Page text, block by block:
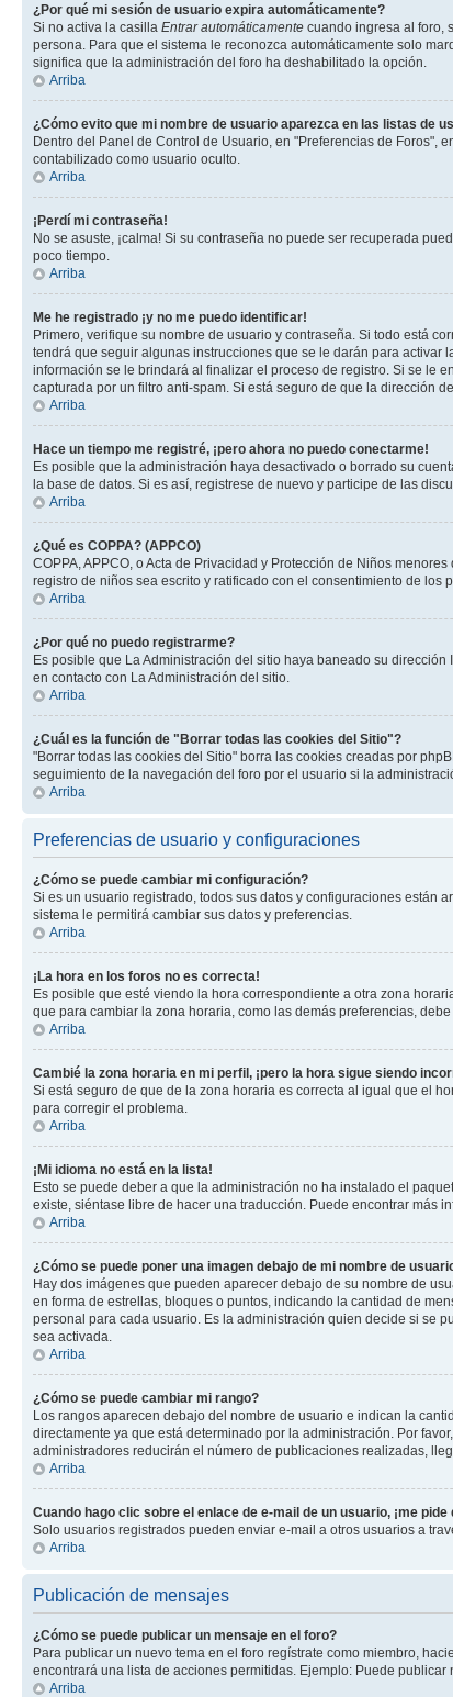
¿Por qué mi sesión de usuario expira automáticamente?
Si no activa la casilla Entrar automáticamente cuando ingresa al foro,
persona. Para que el sistema le reconozca automáticamente solo
significa que la administración del foro ha deshabilitado la opción.
Arriba
¿Cómo evito que mi nombre de usuario aparezca en las listas de
Dentro del Panel de Control de Usuario, en "Preferencias de Foros",
contabilizado como usuario oculto.
Arriba
¡Perdí mi contraseña!
No se asuste, ¡calma! Si su contraseña no puede ser recuperada
poco tiempo.
Arriba
Me he registrado ¡y no me puedo identificar!
Primero, verifique su nombre de usuario y contraseña. Si todo está
tendrá que seguir algunas instrucciones que se le darán para activar
información se le brindará al finalizar el proceso de registro. Si se le
capturada por un filtro anti-spam. Si está seguro de que la dirección
Arriba
Hace un tiempo me registré, ¡pero ahora no puedo conectarme!
Es posible que la administración haya desactivado o borrado su
la base de datos. Si es así, registrese de nuevo y participe de las
Arriba
¿Qué es COPPA? (APPCO)
COPPA, APPCO, o Acta de Privacidad y Protección de Niños
registro de niños sea escrito y ratificado con el consentimiento de
Arriba
¿Por qué no puedo registrarme?
Es posible que La Administración del sitio haya baneado su
en contacto con La Administración del sitio.
Arriba
¿Cuál es la función de "Borrar todas las cookies del Sitio"?
"Borrar todas las cookies del Sitio" borra las cookies creadas por
seguimiento de la navegación del foro por el usuario si la
Arriba
Preferencias de usuario y configuraciones
¿Cómo se puede cambiar mi configuración?
Si es un usuario registrado, todos sus datos y configuraciones están
sistema le permitirá cambiar sus datos y preferencias.
Arriba
¡La hora en los foros no es correcta!
Es posible que esté viendo la hora correspondiente a otra zona
que para cambiar la zona horaria, como las demás preferencias,
Arriba
Cambié la zona horaria en mi perfil, ¡pero la hora sigue siendo
Si está seguro de que de la zona horaria es correcta al igual que el
para corregir el problema.
Arriba
¡Mi idioma no está en la lista!
Esto se puede deber a que la administración no ha instalado el
existe, siéntase libre de hacer una traducción. Puede encontrar más
Arriba
¿Cómo se puede poner una imagen debajo de mi nombre de
Hay dos imágenes que pueden aparecer debajo de su nombre de
en forma de estrellas, bloques o puntos, indicando la cantidad de
personal para cada usuario. Es la administración quien decide si se
sea activada.
Arriba
¿Cómo se puede cambiar mi rango?
Los rangos aparecen debajo del nombre de usuario e indican la
directamente ya que está determinado por la administración. Por
administradores reducirán el número de publicaciones realizadas,
Arriba
Cuando hago clic sobre el enlace de e-mail de un usuario, ¡me
Solo usuarios registrados pueden enviar e-mail a otros usuarios a
Arriba
Publicación de mensajes
¿Cómo se puede publicar un mensaje en el foro?
Para publicar un nuevo tema en el foro regístrate como miembro,
encontrará una lista de acciones permitidas. Ejemplo: Puede publicar
Arriba